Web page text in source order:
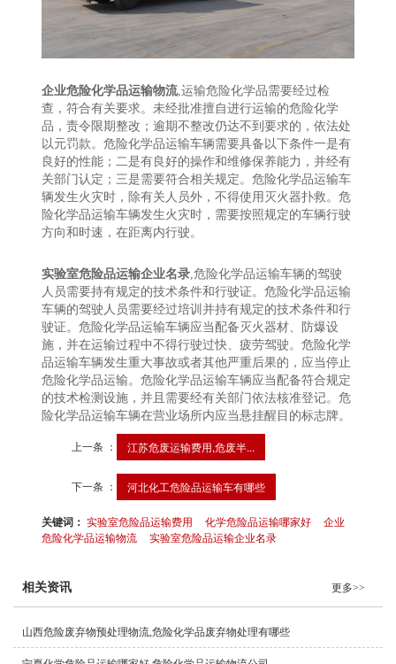
企业危险化学品运输物流,运输危险化学品需要经过检
查，符合有关要求。未经批准擅自进行运输的危险化学
品，责令限期整改；逾期不整改仍达不到要求的，依法处
以元罚款。危险化学品运输车辆需要具备以下条件一是有
良好的性能；二是有良好的操作和维修保养能力，并经有
关部门认定；三是需要符合相关规定。危险化学品运输车
辆发生火灾时，除有关人员外，不得使用灭火器扑救。危
险化学品运输车辆发生火灾时，需要按照规定的车辆行驶
方向和时速，在距离内行驶。
实验室危险品运输企业名录,危险化学品运输车辆的驾驶
人员需要持有规定的技术条件和行驶证。危险化学品运输
车辆的驾驶人员需要经过培训并持有规定的技术条件和行
驶证。危险化学品运输车辆应当配备灭火器材、防爆设
施，并在运输过程中不得行驶过快、疲劳驾驶。危险化学
品运输车辆发生重大事故或者其他严重后果的，应当停止
危险化学品运输。危险化学品运输车辆应当配备符合规定
的技术检测设施，并且需要经有关部门依法核准登记。危
险化学品运输车辆在营业场所内应当悬挂醒目的标志牌。
上一条 ： 江苏危废运输费用,危废半...
下一条 ： 河北化工危险品运输车有哪些
关键词：实验室危险品运输费用 化学危险品运输哪家好
企业
危险化学品运输物流
实验室危险品运输企业名录
相关资讯 更多>>
山西危险废弃物预处理物流,危险化学品废弃物处理有哪些